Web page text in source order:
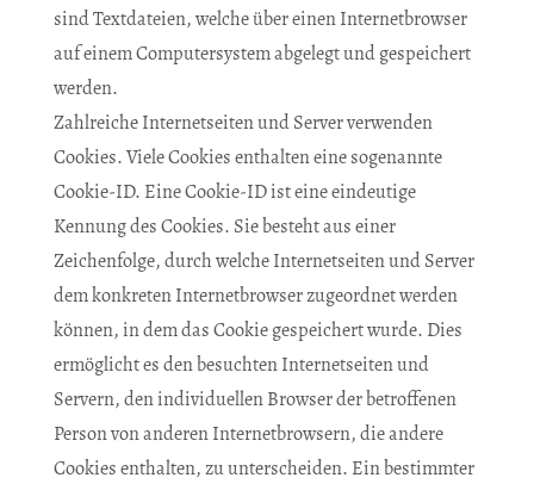
sind Textdateien, welche über einen Internetbrowser
auf einem Computersystem abgelegt und gespeichert
werden.
Zahlreiche Internetseiten und Server verwenden
Cookies. Viele Cookies enthalten eine sogenannte
Cookie-ID. Eine Cookie-ID ist eine eindeutige
Kennung des Cookies. Sie besteht aus einer
Zeichenfolge, durch welche Internetseiten und Server
dem konkreten Internetbrowser zugeordnet werden
können, in dem das Cookie gespeichert wurde. Dies
ermöglicht es den besuchten Internetseiten und
Servern, den individuellen Browser der betroffenen
Person von anderen Internetbrowsern, die andere
Cookies enthalten, zu unterscheiden. Ein bestimmter